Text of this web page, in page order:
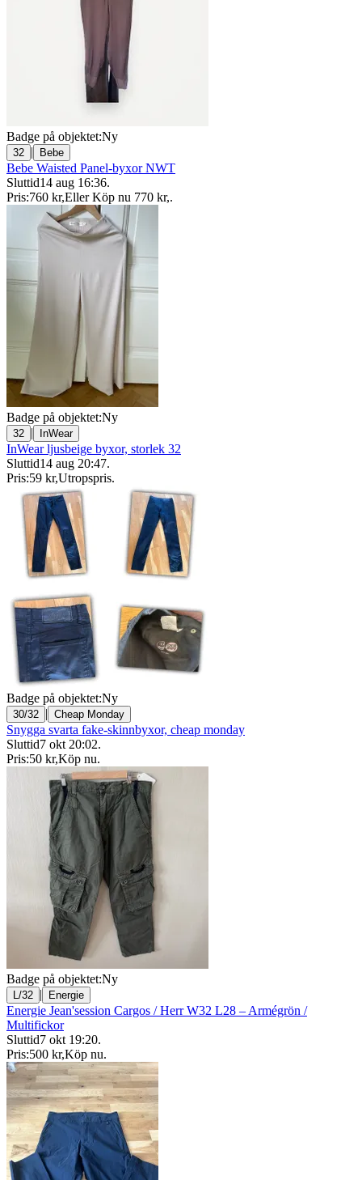
Badge på objektet:Ny
32 | Bebe
Bebe Waisted Panel-byxor NWT
Sluttid14 aug 16:36.
Pris:760 kr,Eller Köp nu 770 kr,.
Badge på objektet:Ny
32 | InWear
InWear ljusbeige byxor, storlek 32
Sluttid14 aug 20:47.
Pris:59 kr,Utropspris.
Badge på objektet:Ny
30/32 | Cheap Monday
Snygga svarta fake-skinnbyxor, cheap monday
Sluttid7 okt 20:02.
Pris:50 kr,Köp nu.
Badge på objektet:Ny
L/32 | Energie
Energie Jean'session Cargos / Herr W32 L28 – Armégrön /
Multifickor
Sluttid7 okt 19:20.
Pris:500 kr,Köp nu.